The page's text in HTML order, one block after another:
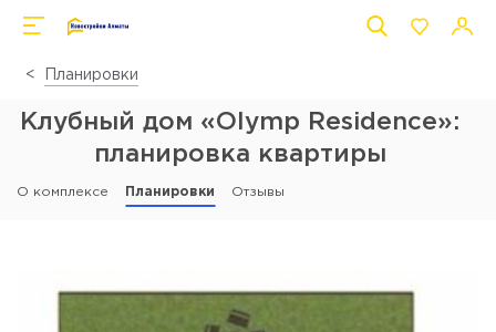
Планировки
Клубный дом «Olymp Residence»:
планировка квартиры
О комплексе Планировки Отзывы